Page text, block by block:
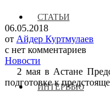
СТАТЬИ
ИНТЕРВЬЮ
06.05.2018
от Айдер Куртмулаев
с нет комментариев
Новости
2 мая в Астане
подготовке к